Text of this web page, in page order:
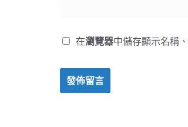
在瀏覽器中儲存顯示名稱